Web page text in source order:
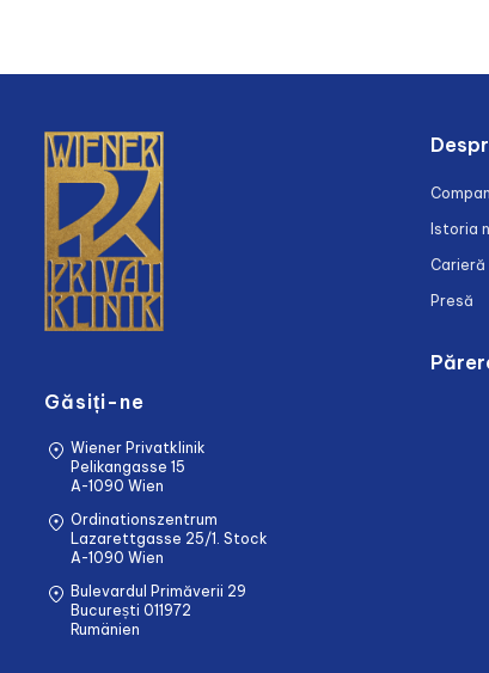
Găsiți-ne
Wiener Privatklinik
Pelikangasse 15
A-1090 Wien
Ordinationszentrum
Lazarettgasse 25/1. Stock
A-1090 Wien
Bulevardul Primăverii 29
București 011972
Rumänien
Istoria
Carieră
Presă